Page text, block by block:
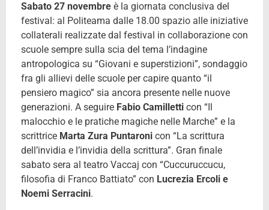
Sabato 27 novembre è la giornata conclusiva del
festival: al Politeama dalle 18.00 spazio alle iniziative
collaterali realizzate dal festival in collaborazione con
scuole sempre sulla scia del tema l’indagine
antropologica su “Giovani e superstizioni”, sondaggio
fra gli allievi delle scuole per capire quanto “il
pensiero magico” sia ancora presente nelle nuove
generazioni. A seguire Fabio Camilletti con “Il
malocchio e le pratiche magiche nelle Marche” e la
scrittrice Marta Zura Puntaroni con “La scrittura
dell’invidia e l’invidia della scrittura”. Gran finale
sabato sera al teatro Vaccaj con “Cuccuruccucu,
filosofia di Franco Battiato” con Lucrezia Ercoli e
Noemi Serracini.